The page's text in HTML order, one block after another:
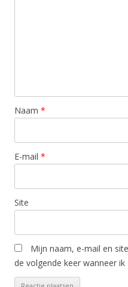
Naam *
E-mail *
Site
Mijn naam, e-mail en
de volgende keer wanneer